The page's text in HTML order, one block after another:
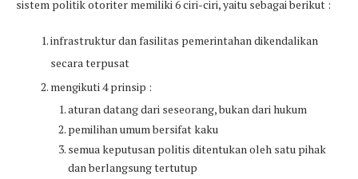
sistem politik otoriter memiliki 6 ciri-ciri, yaitu sebagai berikut :
infrastruktur dan fasilitas pemerintahan dikendalikan
secara terpusat
mengikuti 4 prinsip :
aturan datang dari seseorang, bukan dari hukum
pemilihan umum bersifat kaku
semua keputusan politis ditentukan oleh satu pihak
dan berlangsung tertutup